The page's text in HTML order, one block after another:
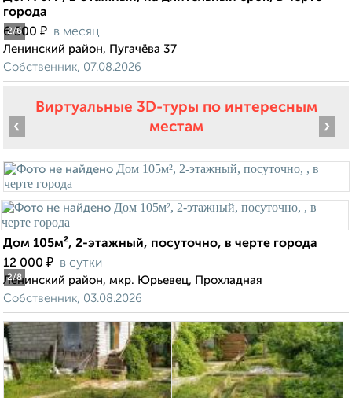
2/6
города
6 500 ₽ в месяц
Ленинский район, Пугачёва 37
Собственник, 07.08.2026
Виртуальные 3D-туры по интересным
местам
2/8
‹ ›
Дом 105м², 2-этажный, посуточно, в черте города
12 000 ₽ в сутки
Ленинский район, мкр. Юрьевец, Прохладная
Собственник, 03.08.2026